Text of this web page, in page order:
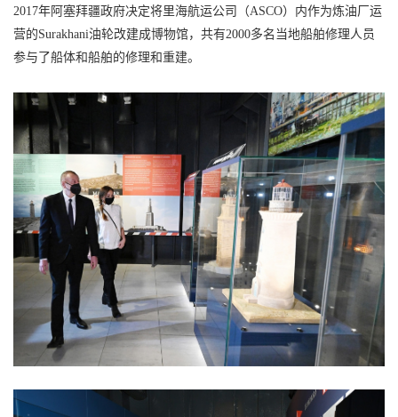
2017年阿塞拜疆政府决定将里海航运公司（ASCO）内作为炼油厂运
营的Surakhani油轮改建成博物馆，共有2000多名当地船舶修理人员
参与了船体和船舶的修理和重建。